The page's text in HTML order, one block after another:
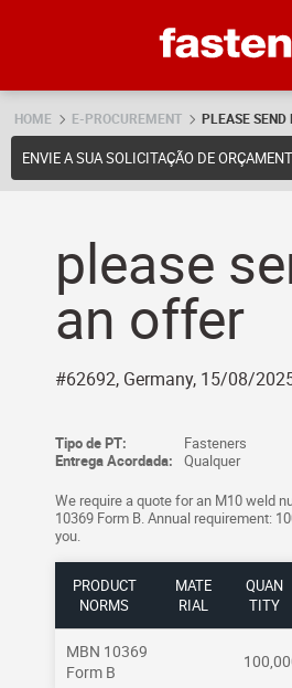
HOME E-PROCUREMENT PLEASE SEND
ENVIE A SUA SOLICITAÇÃO DE
please
an offer
#62692, Germany, 15/08/
Tipo de PT:
Fasteners
Entrega Acordada:
Qualquer
We require a quote for an M10 weld
10369 Form B. Annual requirement:
you.
PRODUCT
NORMS
MATE
RIAL
QUAN
TITY
MBN 10369
Form B